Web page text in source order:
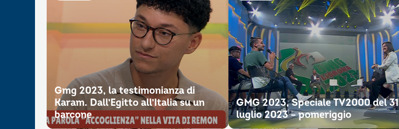
Gmg 2023, la testimonianza di
Karam. Dall’Egitto all’Italia su un
barcone
GMG 2023, Speciale TV2000 del 31
luglio 2023 – pomeriggio